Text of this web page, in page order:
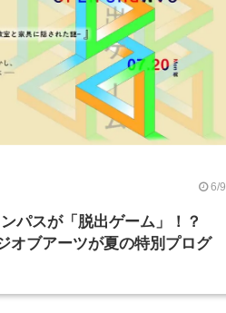
6/9
パスが「脱出ゲーム」！？
オブアーツが夏の特別プログ